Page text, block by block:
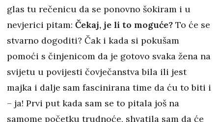
glas tu rečenicu da se ponovno šokiram i u
nevjerici pitam: Čekaj, je li to moguće? To će se
stvarno dogoditi? Čak i kada si pokušam
pomoći s činjenicom da je gotovo svaka žena na
svijetu u povijesti čovječanstva bila ili jest
majka i dalje sam fascinirana time da ću to biti i
– ja! Prvi put kada sam se to pitala još na
samome početku trudnoće, shvatila sam da će